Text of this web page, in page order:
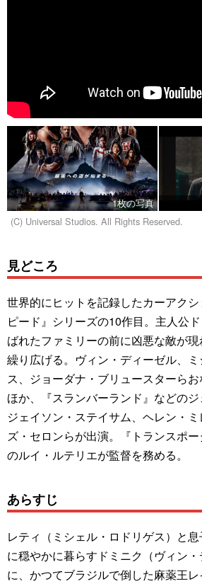
1枚の写真
(C) Universal Studios. All Rights Reserved.
見どころ
世界的にヒットを記録したカーアク
ピード』シリーズの10作目。主人公
ばれたファミリーの前に凶悪な敵が
繰り広げる。ヴィン・ディーゼル、
ス、ジョーダナ・ブリュースターら
ほか、『スランバーランド』などのジ
ジェイソン・ステイサム、ヘレン・
ズ・セロンらが出演。『トランスポ
のルイ・ルテリエが監督を務める。
あらすじ
レティ（ミシェル・ロドリゲス）と
に穏やかに暮らすドミニク（ヴィン
に、かつてブラジルで倒した麻薬王